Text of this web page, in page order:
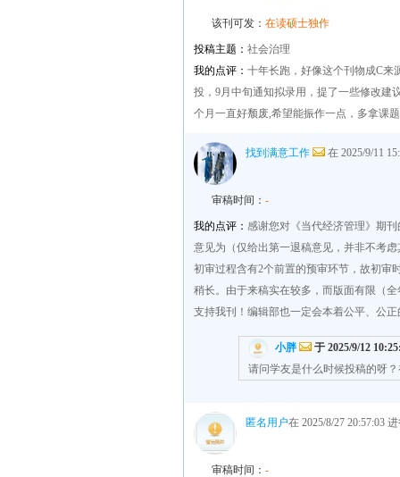
该刊可发： 在读硕士独作
投稿主题： 社会治理
我的点评： 十年长跑，好像这个刊物成C来
投，9月中旬通知拟录用，提了一些修改建
个月一直好颓废,希望能振作一点，多拿课
找到满意工作 在 2025/9/11
审稿时间： -
我的点评： 感谢您对《当代经济管理》期
意见为（仅给出第一退稿意见，并非不
初审过程含有2个前置的预审环节，故初审
稍长。由于来稿实在较多，而版面有限（
支持我刊！编辑部也一定会本着公平、公
小胖
于 2025/9/12
请问学友是什么时候投稿的呀
匿名用户在 2025/8/27 20:57:03
审稿时间： -